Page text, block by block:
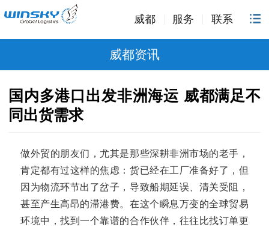
威都 服务 联系
威都资讯
国内多港口出发非洲海运 威都满足不
同出货需求
做外贸的朋友们，尤其是那些深耕非洲市场的老手，
肯定都有过这样的焦虑：货已经在工厂准备好了，但
因为物流环节出了岔子，导致船期延误、清关受阻，
甚至产生高昂的滞港费。在这个瞬息万变的全球贸易
环境中，找到一个靠谱的合作伙伴，往往比找订单更